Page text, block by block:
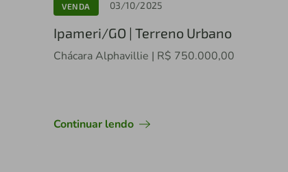
VENDA 03/10/2025
Ipameri/GO | Terreno Urbano
Chácara Alphavillie | R$ 750.000,00
Continuar lendo